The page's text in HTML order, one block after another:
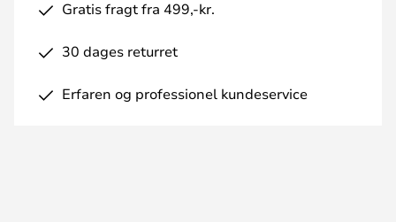
Gratis fragt fra 499,-kr.
30 dages returret
Erfaren og professionel kundeservice